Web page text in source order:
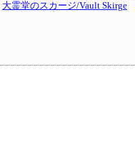
大霊堂のスカージ/Vault Skirge